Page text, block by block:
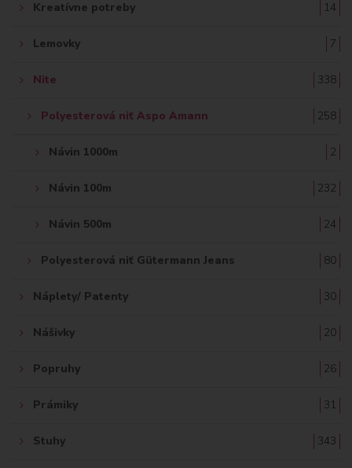
Kreatívne potreby 14
Lemovky 7
Nite 338
Polyesterová niť Aspo Amann 258
Návin 1000m 2
Návin 100m 232
Návin 500m 24
Polyesterová niť Gütermann Jeans 80
Náplety/ Patenty 30
Nášivky 20
Popruhy 26
Prámiky 31
Stuhy 343